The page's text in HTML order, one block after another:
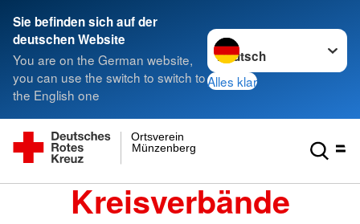
Sie befinden sich auf der
deutschen Website
You are on the German website,
you can use the switch to switch to
the English one
Sprache wechseln zu
Alles klar
Münzenberg
Ortsverein
Kreisverbände